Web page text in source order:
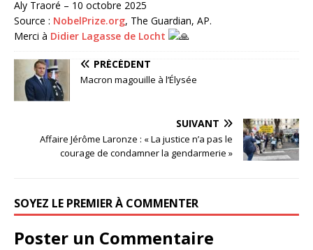
Aly Traoré – 10 octobre 2025
Source : NobelPrize.org, The Guardian, AP.
Merci à Didier Lagasse de Locht
PRÉCÉDENT
Macron magouille à l’Élysée
SUIVANT
Affaire Jérôme Laronze : « La justice n’a pas le
courage de condamner la gendarmerie »
SOYEZ LE PREMIER À COMMENTER
Poster un Commentaire